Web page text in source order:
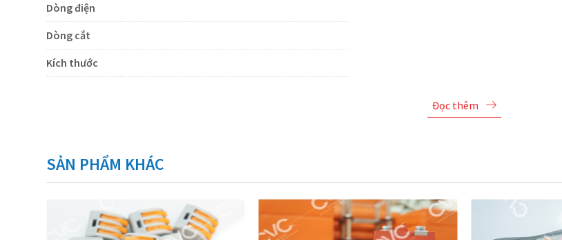
Dòng điện
Dòng cắt
Kích thước
Đọc thêm
SẢN PHẨM KHÁC